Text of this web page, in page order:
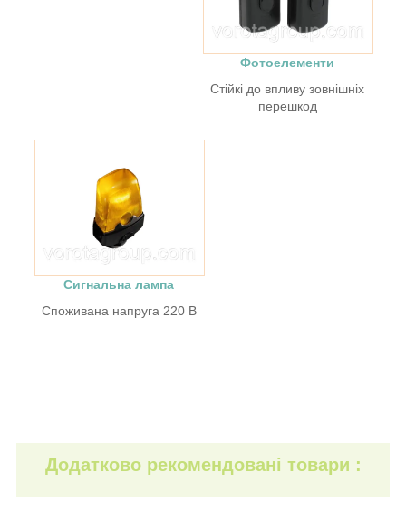
Фотоелементи
Стійкі до впливу зовнішніх
перешкод
Сигнальна лампа
Споживана напруга 220 В
Додатково рекомендовані товари :